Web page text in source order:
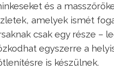
és a
amelyek ismét
csak egy része –
egyszerre a
is készülnek.